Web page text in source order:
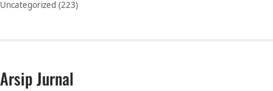
Uncategorized (223)
Arsip Jurnal